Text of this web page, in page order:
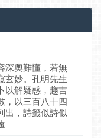
深奧難懂，若無
玄妙。孔明先生
以解疑惑，趨吉
，以三百八十四
出，詩籤似詩似